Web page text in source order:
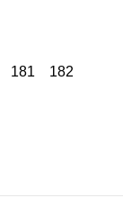
181
182